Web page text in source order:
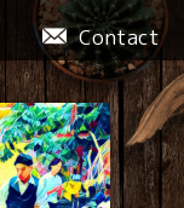
Contact